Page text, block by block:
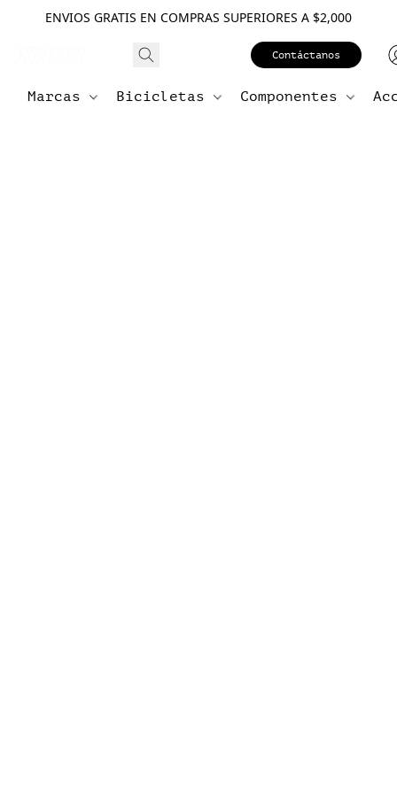
ENVIOS GRATIS EN COMPRAS SUPERIORES A $2,000
Contáctanos
Marcas Bicicletas Componentes